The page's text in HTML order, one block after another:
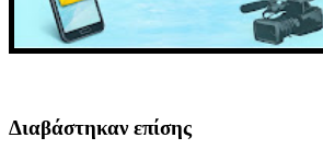
Διαβάστηκαν επίσης